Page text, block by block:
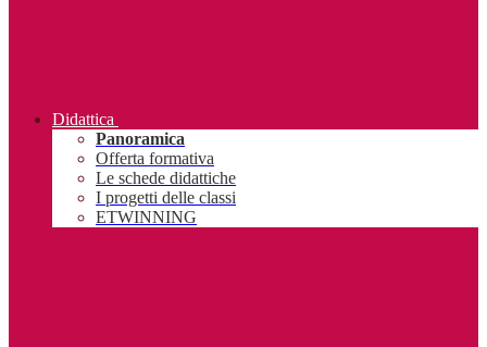
Didattica
Panoramica
Offerta formativa
Le schede didattiche
I progetti delle classi
ETWINNING